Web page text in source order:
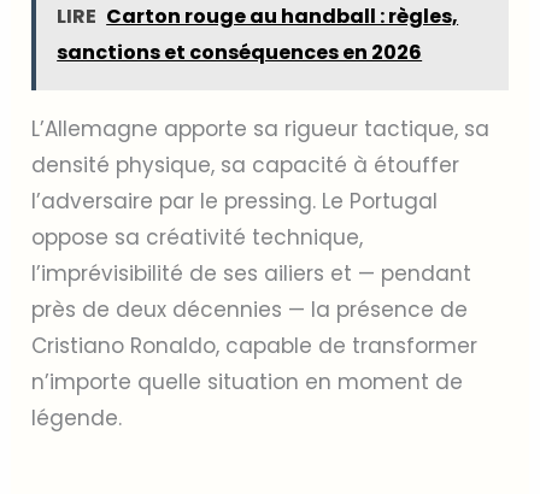
LIRE Carton rouge au handball : règles,
sanctions et conséquences en 2026
L’Allemagne apporte sa rigueur tactique, sa
densité physique, sa capacité à étouffer
l’adversaire par le pressing. Le Portugal
oppose sa créativité technique,
l’imprévisibilité de ses ailiers et — pendant
près de deux décennies — la présence de
Cristiano Ronaldo, capable de transformer
n’importe quelle situation en moment de
légende.